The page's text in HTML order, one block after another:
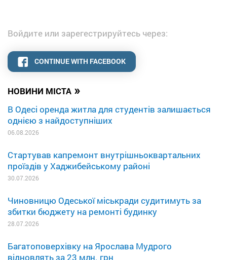
НОВИНИ МІСТА »
В Одесі оренда житла для студентів залишається
однією з найдоступніших
06.08.2026
Стартував капремонт внутрішньоквартальних
проїздів у Хаджибейському районі
30.07.2026
Чиновницю Одеської міськради судитимуть за
збитки бюджету на ремонті будинку
28.07.2026
Багатоповерхівку на Ярослава Мудрого
відновлять за 23 млн. грн
Войдите или зарегестрируйтесь через:
CONTINUE WITH FACEBOOK